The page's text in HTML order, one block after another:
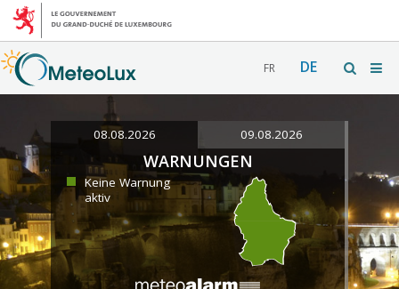
FR DE
08.08.2026 09.08.2026
WARNUNGEN
Keine Warnung
aktiv